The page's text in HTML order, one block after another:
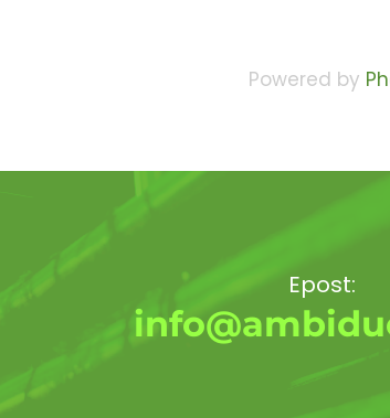
Powered by
Epost: